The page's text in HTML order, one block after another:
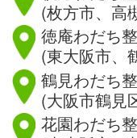
(枚方市、高
徳庵わだち
(東大阪市、
鶴見わだち
(大阪市鶴見
花園わだち